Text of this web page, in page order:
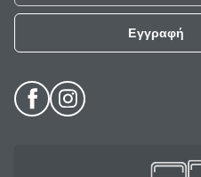
Εγγραφή